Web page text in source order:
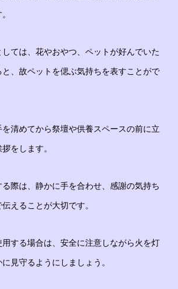
ては、花やおやつ、ペットが好んでいた
、故ペットを偲ぶ気持ちを表すことがで
清めてから祭壇や供養スペースの前に立
をします。
際は、静かに手を合わせ、感謝の気持ち
えることが大切です。
する場合は、安全に注意しながら火を灯
見守るようにしましょう。